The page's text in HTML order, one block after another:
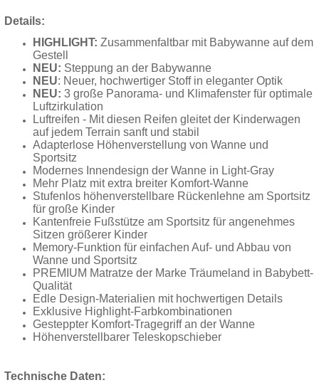
Details:
HIGHLIGHT: Zusammenfaltbar mit Babywanne auf dem
Gestell
NEU: Steppung an der Babywanne
NEU: Neuer, hochwertiger Stoff in eleganter Optik
NEU: 3 große Panorama- und Klimafenster für optimale
Luftzirkulation
Luftreifen - Mit diesen Reifen gleitet der Kinderwagen
auf jedem Terrain sanft und stabil
Adapterlose Höhenverstellung von Wanne und
Sportsitz
Modernes Innendesign der Wanne in Light-Gray
Mehr Platz mit extra breiter Komfort-Wanne
Stufenlos höhenverstellbare Rückenlehne am Sportsitz
für große Kinder
Kantenfreie Fußstütze am Sportsitz für angenehmes
Sitzen größerer Kinder
Memory-Funktion für einfachen Auf- und Abbau von
Wanne und Sportsitz
PREMIUM Matratze der Marke Träumeland in Babybett-
Qualität
Edle Design-Materialien mit hochwertigen Details
Exklusive Highlight-Farbkombinationen
Gesteppter Komfort-Tragegriff an der Wanne
Höhenverstellbarer Teleskopschieber
Technische Daten: